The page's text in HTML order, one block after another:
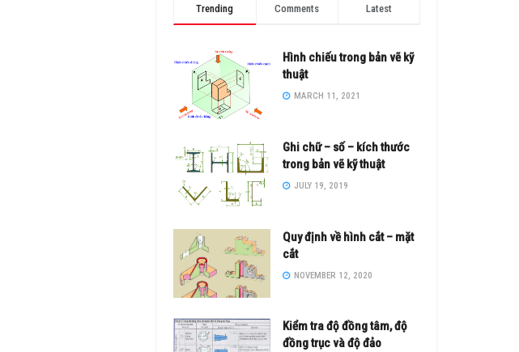
Trending Comments Latest
Hình chiếu trong bản vẽ kỹ
thuật
MARCH 11, 2021
Ghi chữ – số – kích thước
trong bản vẽ kỹ thuật
JULY 19, 2019
Quy định về hình cắt – mặt
cắt
NOVEMBER 12, 2020
Kiểm tra độ đồng tâm, độ
đồng trục và độ đảo